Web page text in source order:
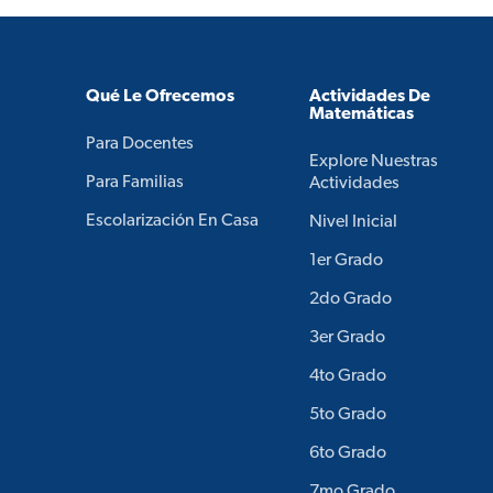
Qué Le Ofrecemos
Para Docentes
Para Familias
Escolarización En Casa
Actividades De
Matemáticas
Explore Nuestras
Actividades
Nivel Inicial
1er Grado
2do Grado
3er Grado
4to Grado
5to Grado
6to Grado